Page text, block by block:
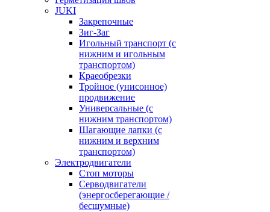
JUKI
Закрепочные
Зиг-Заг
Игольный транспорт (с
нижним и игольным
транспортом)
Краеобрезки
Тройное (унисонное)
продвижение
Универсальные (с
нижним транспортом)
Шагающие лапки (с
нижним и верхним
транспортом)
Электродвигатели
Стоп моторы
Серводвигатели
(энергосберегающие /
бесшумные)